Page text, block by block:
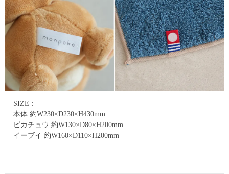
SIZE：
本体 約W230×D230×H430mm
ピカチュウ 約W130×D80×H200mm
イーブイ 約W160×D110×H200mm